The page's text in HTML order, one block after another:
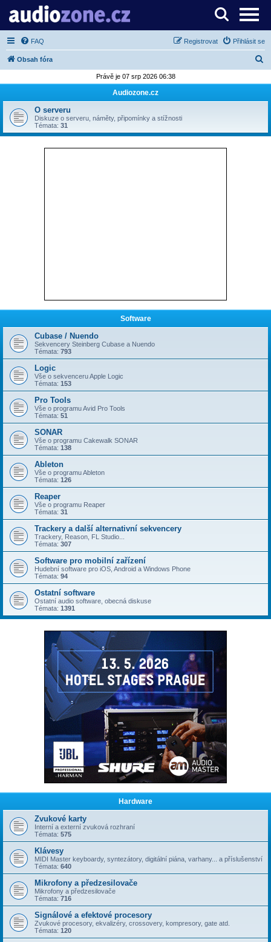
Server o digitálním zpracování zvuku
FAQ Přihlásit se
Registrovat
Obsah fóra
d
t
Právě je 07 srp 2026 06:38
Audiozone.cz
O serveru
Diskuze o serveru, náměty, připomínky a stížnosti
Témata: 31
Software
Cubase / Nuendo
Sekvencery Steinberg Cubase a Nuendo
Témata: 793
Logic
Vše o sekvenceru Apple Logic
Témata: 153
Pro Tools
Vše o programu Avid Pro Tools
Témata: 51
SONAR
Vše o programu Cakewalk SONAR
Témata: 138
Ableton
Vše o programu Ableton
Témata: 126
Reaper
Vše o programu Reaper
Témata: 31
Trackery a další alternativní sekvencery
Trackery, Reason, FL Studio...
Témata: 307
Software pro mobilní zařízení
Hudební software pro iOS, Android a Windows Phone
Témata: 94
Ostatní software
Ostatní audio software, obecná diskuse
Témata: 1391
Hardware
Zvukové karty
Interní a externí zvuková rozhraní
Témata: 575
Klávesy
MIDI Master keyboardy, syntezátory, digitální piána, varhany... a příslušenství
Témata: 640
Mikrofony a předzesilovače
Mikrofony a předzesilovače
Témata: 716
Signálové a efektové procesory
Zvukové procesory, ekvalizéry, crossovery, kompresory, gate atd.
Témata: 120